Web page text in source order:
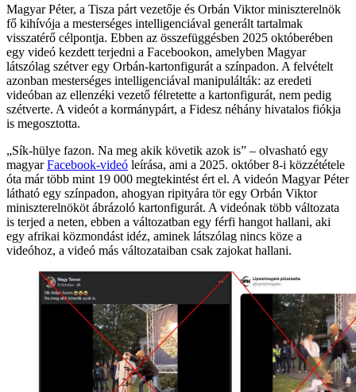
Magyar Péter, a Tisza párt vezetője és Orbán Viktor miniszterelnök
fő kihívója a mesterséges intelligenciával generált tartalmak
visszatérő célpontja. Ebben az összefüggésben 2025 októberében
egy videó kezdett terjedni a Facebookon, amelyben Magyar
látszólag szétver egy Orbán-kartonfigurát a színpadon. A felvételt
azonban mesterséges intelligenciával manipulálták: az eredeti
videóban az ellenzéki vezető félretette a kartonfigurát, nem pedig
szétverte. A videót a kormánypárt, a Fidesz néhány hivatalos fiókja
is megosztotta.
„Sík-hülye fazon. Na meg akik követik azok is” – olvasható egy
magyarFacebook-videó leírása, ami a 2025. október 8-i közzététele
óta már több mint 19 000 megtekintést ért el. A videón Magyar Péter
látható egy színpadon, ahogyan ripityára tör egy Orbán Viktor
miniszterelnököt ábrázoló kartonfigurát. A videónak több változata
is terjed a neten, ebben a változatban egy férfi hangot hallani, aki
egy afrikai közmondást idéz, aminek látszólag nincs köze a
videóhoz, a videó más változataiban csak zajokat hallani.